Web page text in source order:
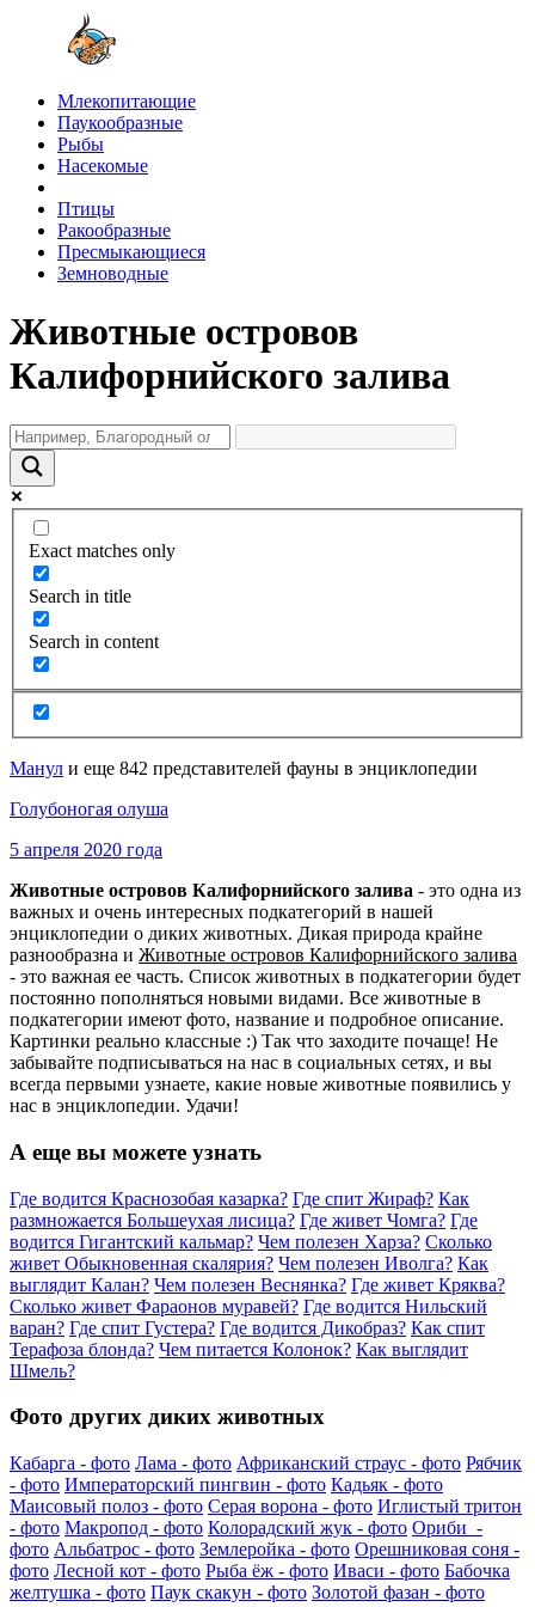
Млекопитающие
Паукообразные
Рыбы
Насекомые
Птицы
Ракообразные
Пресмыкающиеся
Земноводные
Животные островов
Калифорнийского залива
Exact matches only
Search in title
Search in content
Манул и еще 842 представителей фауны в энциклопедии
Голубоногая олуша
5 апреля 2020 года
Животные островов Калифорнийского залива - это одна из
важных и очень интересных подкатегорий в нашей
энциклопедии о диких животных. Дикая природа крайне
разнообразна и Животные островов Калифорнийского залива
- это важная ее часть. Список животных в подкатегории будет
постоянно пополняться новыми видами. Все животные в
подкатегории имеют фото, название и подробное описание.
Картинки реально классные :) Так что заходите почаще! Не
забывайте подписываться на нас в социальных сетях, и вы
всегда первыми узнаете, какие новые животные появились у
нас в энциклопедии. Удачи!
А еще вы можете узнать
Где водится Краснозобая казарка? Где спит Жираф? Как
размножается Большеухая лисица? Где живет Чомга? Где
водится Гигантский кальмар? Чем полезен Харза? Сколько
живет Обыкновенная скалярия? Чем полезен Иволга? Как
выглядит Калан? Чем полезен Веснянка? Где живет Кряква?
Сколько живет Фараонов муравей? Где водится Нильский
варан? Где спит Густера? Где водится Дикобраз? Как спит
Терафоза блонда? Чем питается Колонок? Как выглядит
Шмель?
Фото других диких животных
Кабарга - фото Лама - фото Африканский страус - фото Рябчик
- фото Императорский пингвин - фото Кадьяк - фото
Маисовый полоз - фото Серая ворона - фото Иглистый тритон
- фото Макропод - фото Колорадский жук - фото Ориби -
фото Альбатрос - фото Землеройка - фото Орешниковая соня -
фото Лесной кот - фото Рыба ёж - фото Иваси - фото Бабочка
желтушка - фото Паук скакун - фото Золотой фазан - фото